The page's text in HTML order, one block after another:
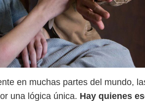
en muchas partes del mundo,
una lógica única. Hay quienes
Prime Video